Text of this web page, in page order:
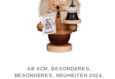
AB 9CM ,BESONDERES
BESONDERES
NEUHEITEN 2024